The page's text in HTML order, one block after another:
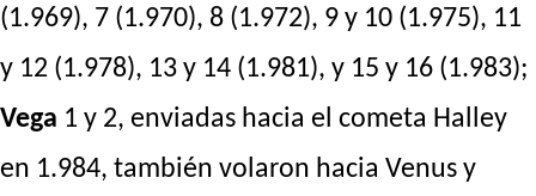
(1.969), 7 (1.970), 8 (1.972), 9 y 10 (1.975), 11
y 12 (1.978), 13 y 14 (1.981), y 15 y 16 (1.983);
Vega 1 y 2, enviadas hacia el cometa Halley
en 1.984, también volaron hacia Venus y